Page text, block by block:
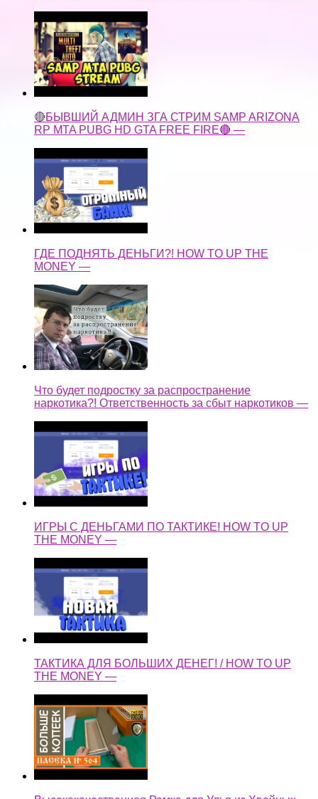
🔴БЫВШИЙ АДМИН ЗГА СТРИМ SAMP ARIZONA
RP MTA PUBG HD GTA FREE FIRE🔴 —
ГДЕ ПОДНЯТЬ ДЕНЬГИ?! HOW TO UP THE
MONEY —
Что будет подростку за распространение
наркотика?! Ответственность за сбыт наркотиков —
ИГРЫ С ДЕНЬГАМИ ПО ТАКТИКЕ! HOW TO UP
THE MONEY —
ТАКТИКА ДЛЯ БОЛЬШИХ ДЕНЕГ! / HOW TO UP
THE MONEY —